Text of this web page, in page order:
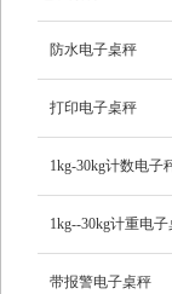
防水电子桌秤
打印电子桌秤
1kg-30kg计数电子
1kg--30kg计重电
带报警电子桌秤